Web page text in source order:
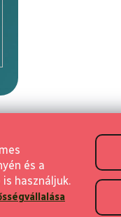
és a
használjuk.